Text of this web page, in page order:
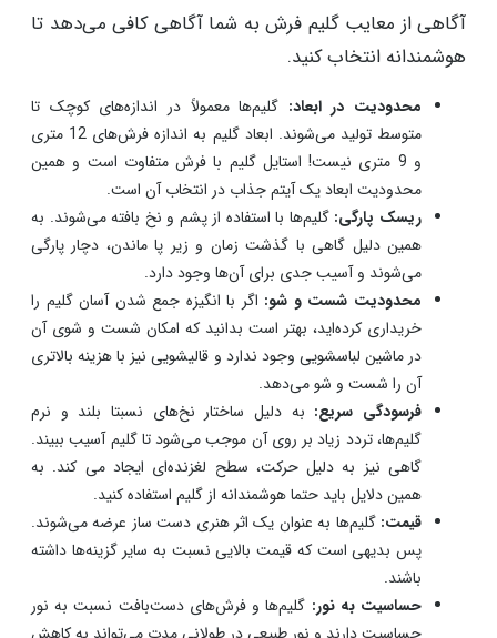
پیشنهاد مطالعه:گلیم فرش چیست ؟ | انواع گلیم فرش
دستباف و ماشینی
معایب گلیم فرش چیست؟
آگاهی از معایب گلیم فرش به شما آگاهی کافی می‌دهد تا
هوشمندانه انتخاب کنید.
محدودیت در ابعاد:گلیم‌ها معمولاً در اندازه‌های کوچک تا
و 9 متری نیست! استایل گلیم با فرش متفاوت است و همین
محدودیت ابعاد یک آیتم جذاب در انتخاب آن است.
ریسک پارگی: گلیم‌ها با استفاده از پشم و نخ بافته می‌شوند. به
همین دلیل گاهی با گذشت زمان و زیر پا ماندن، دچار پارگی
می‌شوند و آسیب جدی برای آن‌ها وجود دارد.
محدودیت شست و شو:اگر با انگیزه جمع شدن آسان گلیم را
خریداری کرده‌اید، بهتر است بدانید که امکان شست و شوی آن
در ماشین لباسشویی وجود ندارد و قالیشویی نیز با هزینه بالاتری
آن را شست و شو می‌دهد.